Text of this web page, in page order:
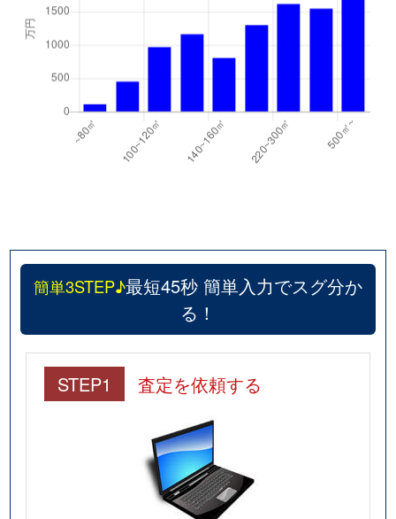
簡単3STEP♪最短45秒 簡単入力でスグ分か
る！
STEP1 査定を依頼する